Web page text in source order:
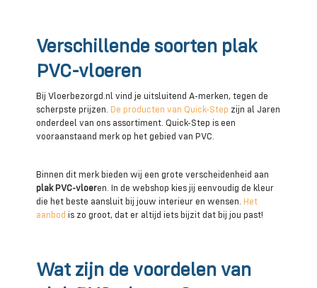
Verschillende soorten plak
PVC-vloeren
Bij Vloerbezorgd.nl vind je uitsluitend A-merken, tegen de
scherpste prijzen. De producten van Quick-Step zijn al Jaren
onderdeel van ons assortiment. Quick-Step is een
vooraanstaand merk op het gebied van PVC.
Binnen dit merk bieden wij een grote verscheidenheid aan
plak PVC-vloeren. In de webshop kies jij eenvoudig de kleur
die het beste aansluit bij jouw interieur en wensen. Het
aanbod is zo groot, dat er altijd iets bijzit dat bij jou past!
Wat zijn de voordelen van